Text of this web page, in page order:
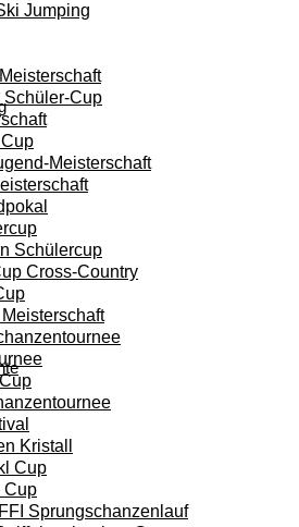
Jumping
Schüler-Cup
Meisterschaft
Schülercup
Cross-Country
Kristall
Cup
Cup
Sprungschanzenlauf